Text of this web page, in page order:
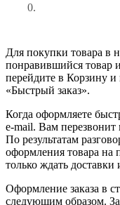
0.
Для покупки товара в
понравившийся товар
перейдите в Корзину
«Быстрый заказ».
Когда оформляете
e-mail. Вам перезвонит
По результатам
оформления товара на
только ждать доставки
Оформление заказа в
следующим образом.